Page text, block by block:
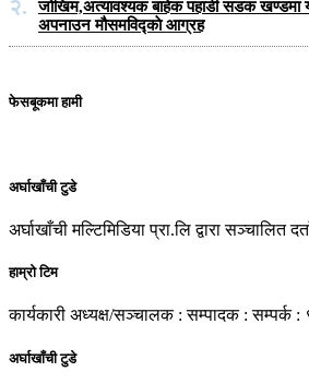
२.
जोखिम,अत्यावश्यक बाहेक पहाडी सडक खण्डमा
अपनाउन मौसमविद्काे आग्रह
फेसबूकमा हामी
अर्घाखाँची टुडे
अर्घाखाँची मल्टिमिडिया प्रा.लि द्वारा
हाम्रो टिम
कार्यकारी अध्यक्ष/सञ्चालक : सम्पादक : सम्पर्क
अर्घाखाँची टुडे